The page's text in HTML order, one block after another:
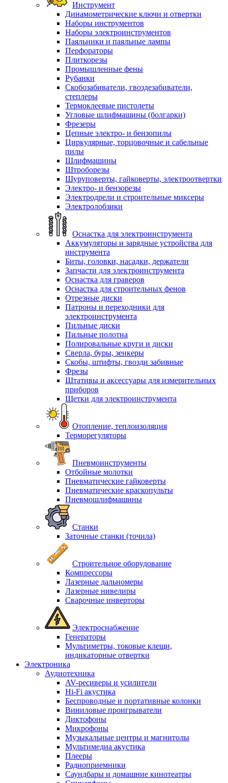
Инструмент
Динамометрические ключи и отвертки
Наборы инструментов
Наборы электроинструментов
Паяльники и паяльные лампы
Перфораторы
Плиткорезы
Промышленные фены
Рубанки
Скобозабиватели, гвоздезабиватели,
степлеры
Термоклеевые пистолеты
Угловые шлифмашины (болгарки)
Фрезеры
Цепные электро- и бензопилы
Циркулярные, торцовочные и сабельные
пилы
Шлифмашины
Штроборезы
Шуруповерты, гайковерты, электроотвертки
Электро- и бензорезы
Электродрели и строительные миксеры
Электролобзики
Оснастка для электроинструмента
Аккумуляторы и зарядные устройства для
инструмента
Биты, головки, насадки, держатели
Запчасти для электроинструмента
Оснастка для граверов
Оснастка для строительных фенов
Отрезные диски
Патроны и переходники для
электроинструмента
Пильные диски
Пильные полотна
Полировальные круги и диски
Сверла, буры, зенкеры
Скобы, штифты, гвозди забивные
Фрезы
Штативы и аксессуары для измерительных
приборов
Щетки для электроинструмента
Отопление, теплоизоляция
Терморегуляторы
Пневмоинструменты
Отбойные молотки
Пневматические гайковерты
Пневматические краскопульты
Пневмошлифмашины
Станки
Заточные станки (точила)
Строительное оборудование
Компрессоры
Лазерные дальномеры
Лазерные нивелиры
Сварочные инверторы
Электроснабжение
Генераторы
Мультиметры, токовые клещи,
индикаторные отвертки
Электроника
Аудиотехника
AV-ресиверы и усилители
Hi-Fi акустика
Беспроводные и портативные колонки
Виниловые проигрыватели
Диктофоны
Микрофоны
Музыкальные центры и магнитолы
Мультимедиа акустика
Плееры
Радиоприемники
Саундбары и домашние кинотеатры